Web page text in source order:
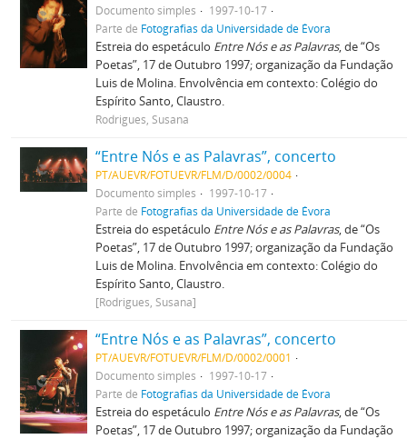
Documento simples
1997-10-17
Parte de Fotografias da Universidade de Évora
Estreia do espetáculo Entre Nós e as Palavras, de “Os
Poetas”, 17 de Outubro 1997; organização da Fundação
Luis de Molina. Envolvência em contexto: Colégio do
Espírito Santo, Claustro.
Rodrigues, Susana
“Entre Nós e as Palavras”, concerto
PT/AUEVR/FOTUEVR/FLM/D/0002/0004
Documento simples
1997-10-17
Parte de Fotografias da Universidade de Évora
Estreia do espetáculo Entre Nós e as Palavras, de “Os
Poetas”, 17 de Outubro 1997; organização da Fundação
Luis de Molina. Envolvência em contexto: Colégio do
Espírito Santo, Claustro.
[Rodrigues, Susana]
“Entre Nós e as Palavras”, concerto
PT/AUEVR/FOTUEVR/FLM/D/0002/0001
Documento simples
1997-10-17
Parte de Fotografias da Universidade de Évora
Estreia do espetáculo Entre Nós e as Palavras, de “Os
Poetas”, 17 de Outubro 1997; organização da Fundação